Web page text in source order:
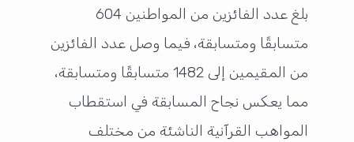
بلغ عدد الفائزين من المواطنين 604
متسابقًا ومتسابقة، فيما وصل عدد الفائزين
من المقيمين إلى 1482 متسابقًا ومتسابقة،
مما يعكس نجاح المسابقة في استقطاب
المواهب القرآنية الناشئة من مختلف